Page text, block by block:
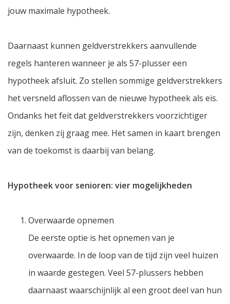
jouw maximale hypotheek.
Daarnaast kunnen geldverstrekkers aanvullende
regels hanteren wanneer je als 57-plusser een
hypotheek afsluit. Zo stellen sommige geldverstrekkers
het versneld aflossen van de nieuwe hypotheek als eis.
Ondanks het feit dat geldverstrekkers voorzichtiger
zijn, denken zij graag mee. Het samen in kaart brengen
van de toekomst is daarbij van belang.
Hypotheek voor senioren: vier mogelijkheden
Overwaarde opnemen
De eerste optie is het opnemen van je
overwaarde. In de loop van de tijd zijn veel huizen
in waarde gestegen. Veel 57-plussers hebben
daarnaast waarschijnlijk al een groot deel van hun